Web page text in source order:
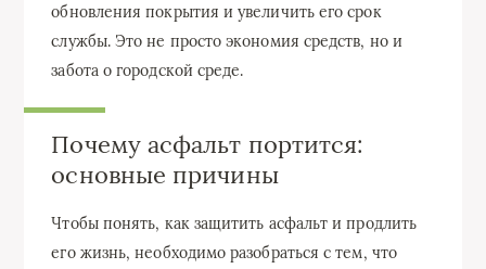
обновления покрытия и увеличить его срок
службы. Это не просто экономия средств, но и
забота о городской среде.
Почему асфальт портится:
основные причины
Чтобы понять, как защитить асфальт и продлить
его жизнь, необходимо разобраться с тем, что